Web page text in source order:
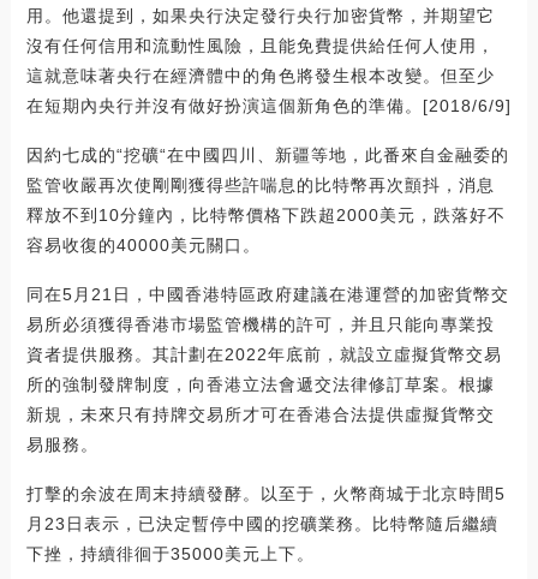
用。他還提到，如果央行決定發行央行加密貨幣，并期望它
沒有任何信用和流動性風險，且能免費提供給任何人使用，
這就意味著央行在經濟體中的角色將發生根本改變。但至少
在短期內央行并沒有做好扮演這個新角色的準備。[2018/6/9]
因約七成的“挖礦“在中國四川、新疆等地，此番來自金融委的
監管收嚴再次使剛剛獲得些許喘息的比特幣再次顫抖，消息
釋放不到10分鐘內，比特幣價格下跌超2000美元，跌落好不
容易收復的40000美元關口。
同在5月21日，中國香港特區政府建議在港運營的加密貨幣交
易所必須獲得香港市場監管機構的許可，并且只能向專業投
資者提供服務。其計劃在2022年底前，就設立虛擬貨幣交易
所的強制發牌制度，向香港立法會遞交法律修訂草案。根據
新規，未來只有持牌交易所才可在香港合法提供虛擬貨幣交
易服務。
打擊的余波在周末持續發酵。以至于，火幣商城于北京時間5
月23日表示，已決定暫停中國的挖礦業務。比特幣隨后繼續
下挫，持續徘徊于35000美元上下。